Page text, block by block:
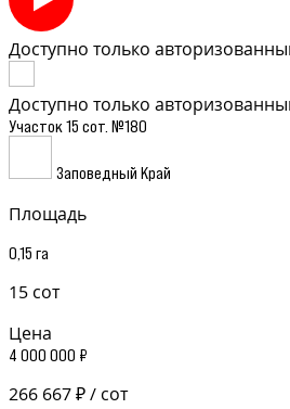
Доступно только
Доступно только
Участок 15 сот. №180
Заповедный Край
Площадь
0,15 га
15 сот
Цена
4 000 000 ₽
266 667 ₽ / сот